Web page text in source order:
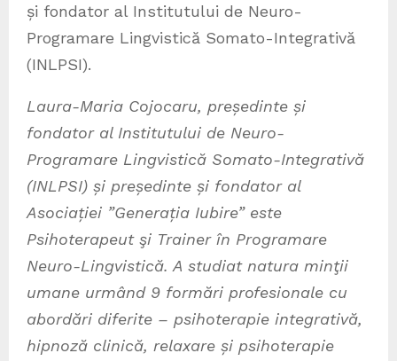
și fondator al Institutului de Neuro-
Programare Lingvistică Somato-Integrativă
(INLPSI).
Laura-Maria Cojocaru, președinte și
fondator al Institutului de Neuro-
Programare Lingvistică Somato-Integrativă
(INLPSI) și președinte și fondator al
Asociației ”Generația Iubire” este
Psihoterapeut şi Trainer în Programare
Neuro-Lingvistică. A studiat natura minţii
umane urmând 9 formări profesionale cu
abordări diferite – psihoterapie integrativă,
hipnoză clinică, relaxare și psihoterapie